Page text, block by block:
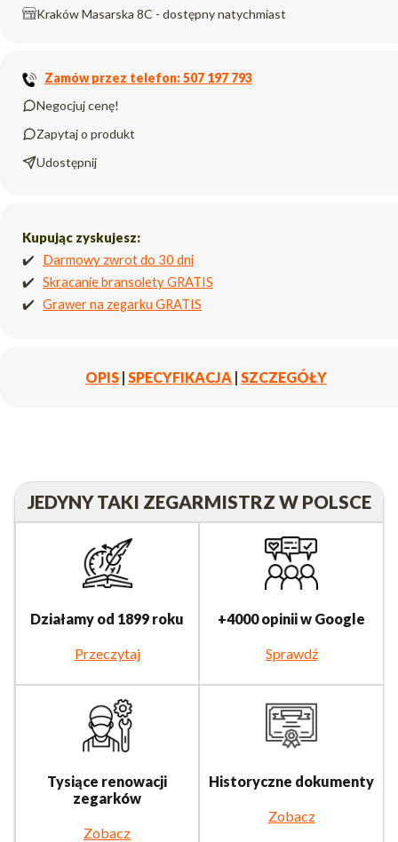
Kraków Masarska 8C - dostępny natychmiast
Zamów przez telefon: 507 197 793
Negocjuj cenę!
Zapytaj o produkt
Udostępnij
Kupując zyskujesz:
✔️ Darmowy zwrot do 30 dni
✔️ Skracanie bransolety GRATIS
✔️ Grawer na zegarku GRATIS
OPIS | SPECYFIKACJA | SZCZEGÓŁY
JEDYNY TAKI ZEGARMISTRZ W POLSCE
Działamy od 1899 roku
Przeczytaj
+4000 opinii w Google
Sprawdź
Tysiące renowacji
zegarków
Zobacz
Historyczne dokumenty
Zobacz